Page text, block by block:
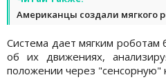
Американцы создали мягкого
Система дает мягким
об их движениях,
положении через "сенсорную"